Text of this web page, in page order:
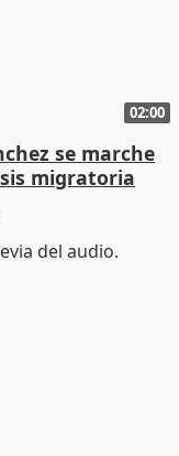
02:00
se marche
migratoria